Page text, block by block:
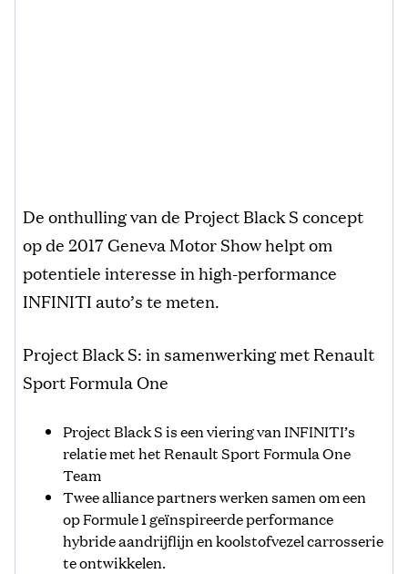
De onthulling van de Project Black S concept
op de 2017 Geneva Motor Show helpt om
potentiele interesse in high-performance
INFINITI auto’s te meten.
Project Black S: in samenwerking met Renault
Sport Formula One
Project Black S is een viering van INFINITI’s
relatie met het Renault Sport Formula One
Team
Twee alliance partners werken samen om een
op Formule 1 geïnspireerde performance
hybride aandrijflijn en koolstofvezel carrosserie
te ontwikkelen.